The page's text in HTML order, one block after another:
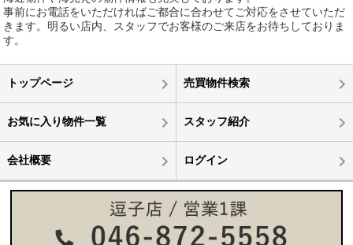
事前にお電話をいただければご都合に合わせてご対応をさせていただ
きます。明るい店内、スタッフでお客様のご来店をお待ちしておりま
す。
トップページ 売買物件検索
お気に入り物件一覧 スタッフ紹介
会社概要 ログイン